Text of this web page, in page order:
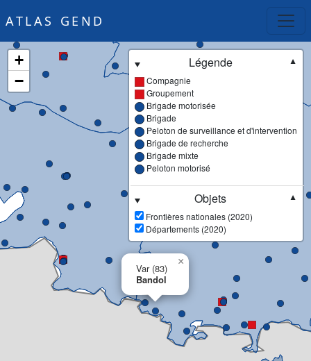
ATLAS GEND
Var (83)
Bandol
×
+
−
Légende
▼
Compagnie
Groupement
Brigade motorisée
Brigade
Peloton de surveillance et d'intervention
Brigade de recherche
Brigade mixte
Peloton motorisé
Objets
▼
Frontières nationales (2020)
Départements (2020)